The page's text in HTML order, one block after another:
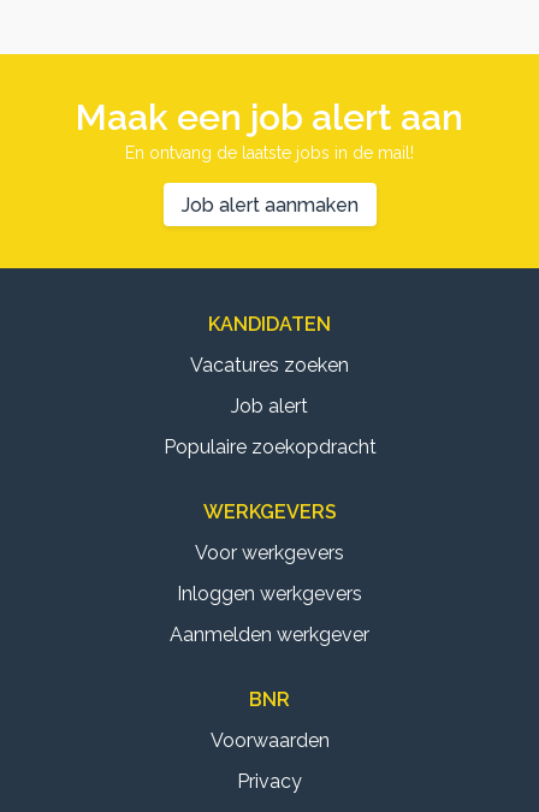
Maak een job alert aan
En ontvang de laatste jobs in de mail!
Job alert aanmaken
KANDIDATEN
Vacatures zoeken
Job alert
Populaire zoekopdracht
WERKGEVERS
Voor werkgevers
Inloggen werkgevers
Aanmelden werkgever
BNR
Voorwaarden
Privacy